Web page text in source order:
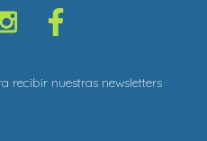
recibir nuestras newsletters